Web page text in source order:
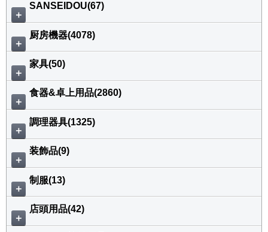
＋
SANSEIDOU(67)
＋
厨房機器(4078)
＋
家具(50)
＋
食器&卓上用品(2860)
＋
調理器具(1325)
＋
装飾品(9)
＋
制服(13)
＋
店頭用品(42)